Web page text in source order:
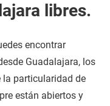
libres.
encontrar
Guadalajara, los
particularidad de
están abiertos y